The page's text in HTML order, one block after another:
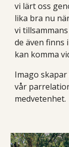
vi lärt oss
lika bra nu
vi
de även finns
kan komma
Imago
vår
medvetenhet.